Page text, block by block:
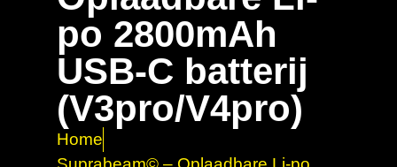
po 2800mAh
USB-C batterij
(V3pro/V4pro)
Home